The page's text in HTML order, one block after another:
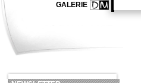
GALERIE